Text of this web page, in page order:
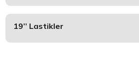
19’’ Lastikler